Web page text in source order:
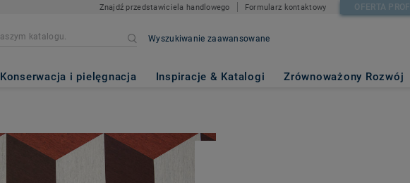
Znajdź przedstawiciela handlowego Formularz kontaktowy OFERTA PROFI
Wyszukiwanie zaawansowane
Konserwacja i pielęgnacja Inspiracje & Katalogi Zrównoważony Rozwój